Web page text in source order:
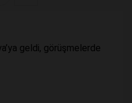
geldi, görüşmelerde